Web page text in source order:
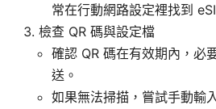
常在行動網路設定裡找到
檢查 QR 碼與設定檔
確認 QR 碼在有效期內，必
送。
如果無法掃描，嘗試手動輸